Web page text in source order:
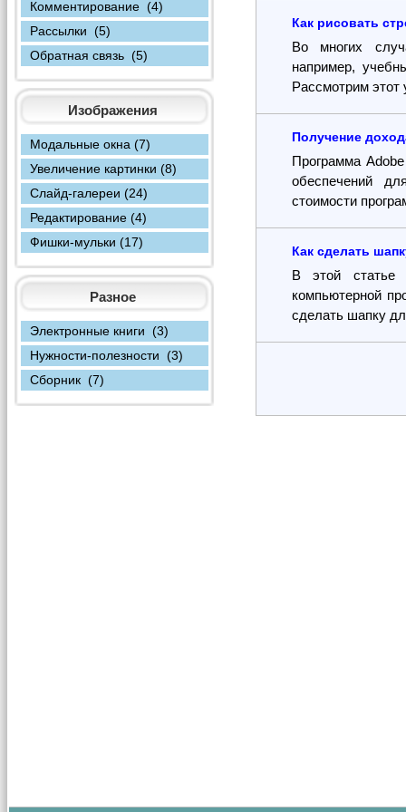
Комментирование (4)
Рассылки (5)
Обратная связь (5)
Изображения
Модальные окна (7)
Увеличение картинки (8)
Слайд-галереи (24)
Редактирование (4)
Фишки-мульки (17)
Разное
Электронные книги (3)
Нужности-полезности (3)
Сборник (7)
Как рисовать
Во многих
например,
Рассмотрим этот
Получение
Программа
обеспечений
стоимости
Как сделать
В этой статье
компьютерной
сделать шапку